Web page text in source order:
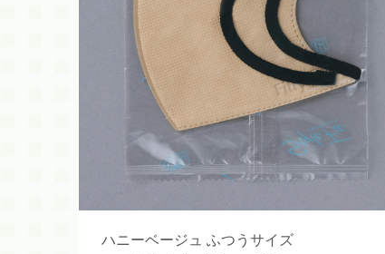
ハニーベージュ ふつうサイズ